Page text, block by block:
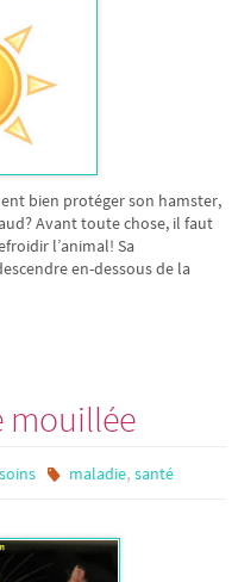
bien protéger son hamster,
Avant toute chose, il faut
l’animal! Sa
en-dessous de la
mouillée
maladie,santé